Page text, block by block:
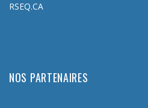
RSEQ.CA
NOS PARTENAIRES